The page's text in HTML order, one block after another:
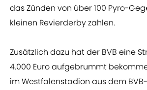
das Zünden von über 100 Pyro-
kleinen Revierderby zahlen.
Zusätzlich dazu hat der BVB eine
4.000 Euro aufgebrummt
im Westfalenstadion aus dem